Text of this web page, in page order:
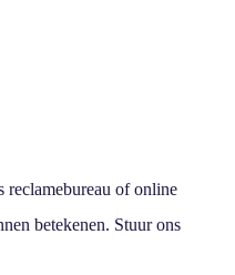
of online
betekenen. Stuur ons